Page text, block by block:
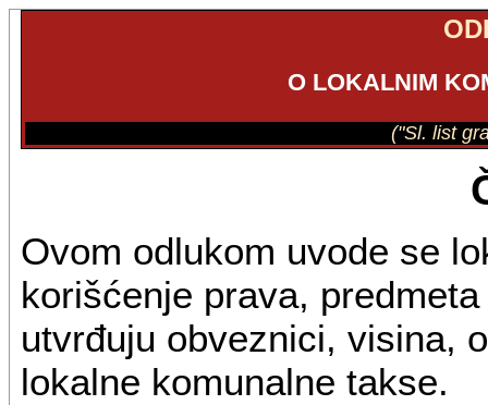
O LOKALNIM
("Sl. list
Ovom odlukom uvode se
korišćenje prava,
utvrđuju obveznici, visina,
lokalne komunalne takse.